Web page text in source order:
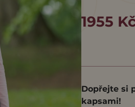
1955
Dopřejte si
kapsami!